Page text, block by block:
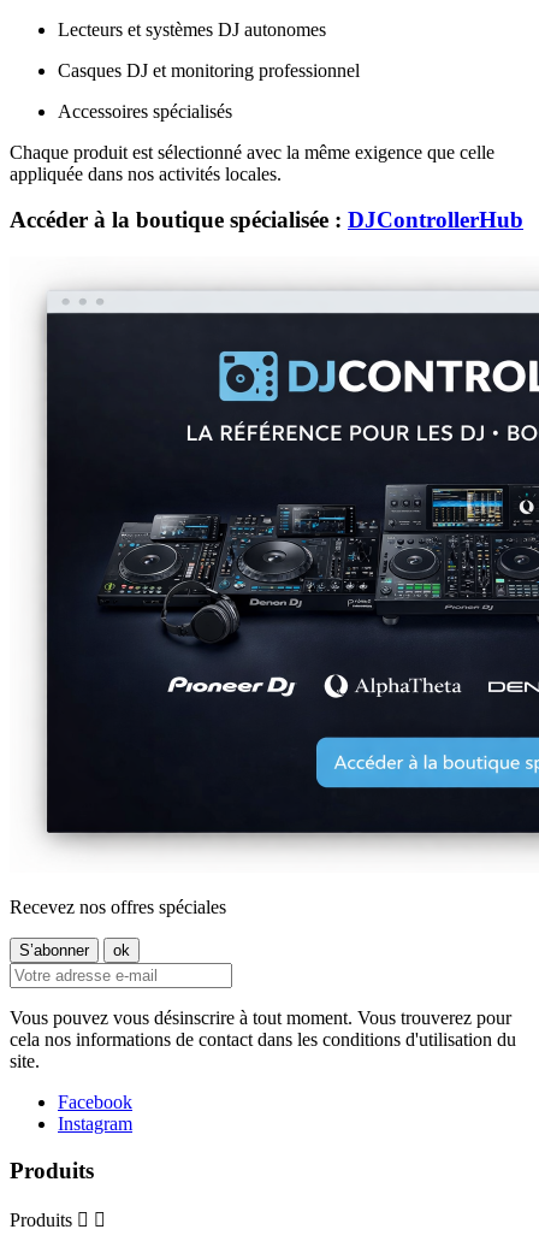
Lecteurs et systèmes DJ autonomes
Casques DJ et monitoring professionnel
Accessoires spécialisés
Chaque produit est sélectionné avec la même exigence que celle
appliquée dans nos activités locales.
Accéder à la boutique spécialisée : DJControllerHub
Recevez nos offres spéciales
Vous pouvez vous désinscrire à tout moment. Vous trouverez pour
cela nos informations de contact dans les conditions d'utilisation du
site.
Facebook
Instagram
Produits
Produits  